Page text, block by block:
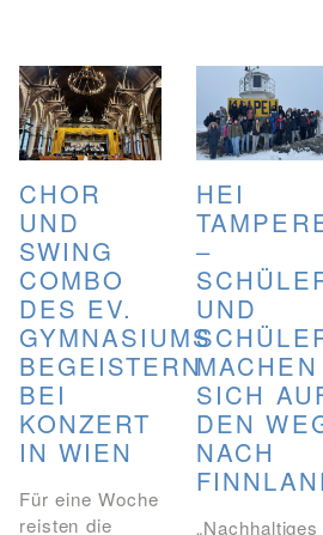
CHOR
UND
SWING
COMBO
DES EV.
GYMNASIUMS
BEGEISTERN
BEI
KONZERT
IN WIEN
Für eine Woche
reisten die
HEI
–
UND
MACHEN
SICH
DEN
NACH
„Nachhaltiges